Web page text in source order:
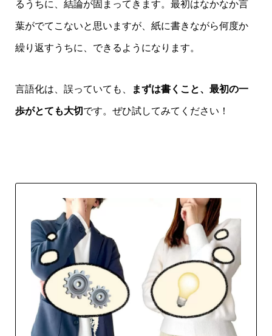
るうちに、結論が固まってきます。最初はなかなか言
葉がでてこないと思いますが、紙に書きながら何度か
繰り返すうちに、できるようになります。
言語化は、誤っていても、 まずは書くこと、最初の一
歩がとても大切です。ぜひ試してみてください！